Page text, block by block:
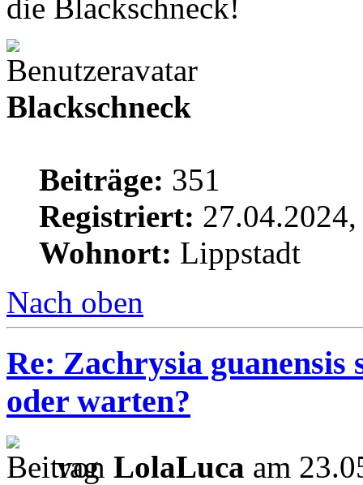
die Blackschneck!
Blackschneck
Beiträge: 351
Registriert:
Wohnort: Lippstadt
Nach oben
Re: Zachrysia guanensis
oder warten?
von LolaLuca am